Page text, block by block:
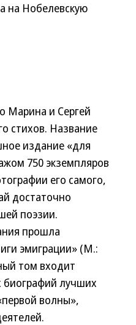
на Нобелевскую
Марина и Сергей
стихов. Название
издание «для
750 экземпляров
его самого,
достаточно
поэзии.
прошла
эмиграции» (М.:
том входит
биографий лучших
волны»,